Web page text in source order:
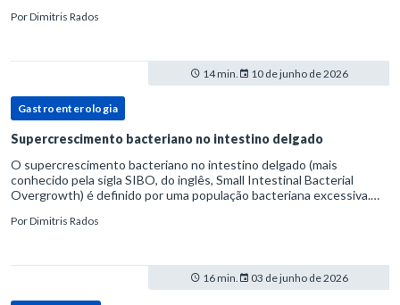
PorDimitris Rados
14 min. 10 de junho de 2026
Gastroenterologia
Supercrescimento bacteriano no intestino delgado
O supercrescimento bacteriano no intestino delgado (mais
conhecido pela sigla SIBO, do inglês, Small Intestinal Bacterial
Overgrowth) é definido por uma população bacteriana excessiva.
PorDimitris Rados
16 min. 03 de junho de 2026